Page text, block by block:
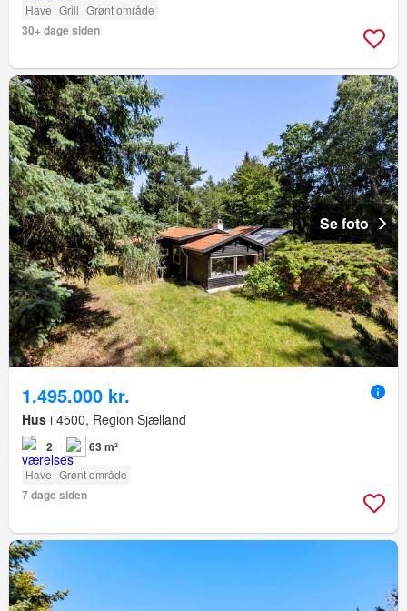
Have Grill Grønt område
30+ dage siden
Se foto
1.495.000 kr.
Hus i 4500, Region Sjælland
2 63 m²
Have Grønt område
7 dage siden